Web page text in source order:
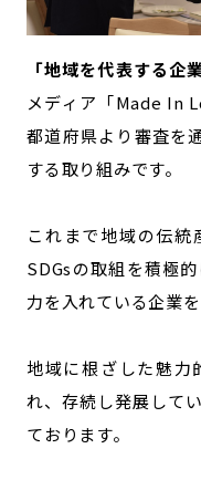
「地域を代表する企
メディア「Made In
都道府県より審査を
する取り組みです。
これまで地域の伝統
SDGsの取組を積極
力を入れている企業
地域に根ざした魅力
れ、存続し発展して
ております。